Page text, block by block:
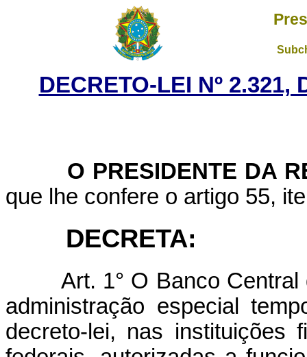
DECRETO-LEI Nº 2.321,
O PRESIDENTE DA
que lhe confere o artigo 55,
DECRETA:
Art. 1° O Banco
administração especial
decreto-lei, nas instituições